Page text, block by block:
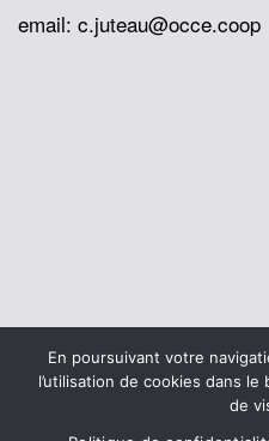
email: c.juteau@occe.coop
© 2026 Office Central
Mentions légales
L’histoire
En poursuivant votre
l’utilisation de cookies dans
de